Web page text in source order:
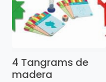
4 Tangrams de
madera